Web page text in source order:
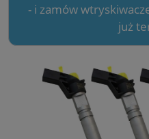
- i zamów
już